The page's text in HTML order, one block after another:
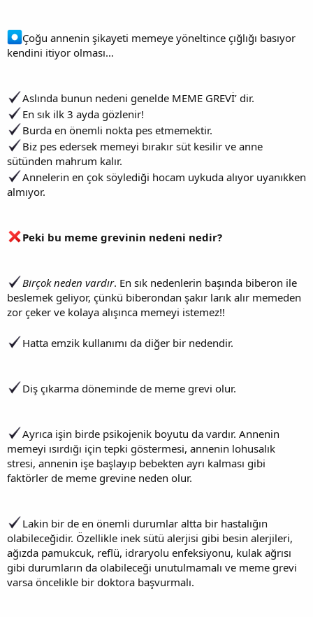
Çoğu annenin şikayeti memeye yöneltince çığlığı basıyor
kendini itiyor olması…
Aslında bunun nedeni genelde MEME GREVİ’ dir.
En sık ilk 3 ayda gözlenir!
Burda en önemli nokta pes etmemektir.
Biz pes edersek memeyi bırakır süt kesilir ve anne
sütünden mahrum kalır.
Annelerin en çok söylediği hocam uykuda alıyor uyanıkken
almıyor.
Peki bu meme grevinin nedeni nedir?
Birçok neden vardır. En sık nedenlerin başında biberon ile
beslemek geliyor, çünkü biberondan şakır larık alır memeden
zor çeker ve kolaya alışınca memeyi istemez!!
Hatta emzik kullanımı da diğer bir nedendir.
Diş çıkarma döneminde de meme grevi olur.
Ayrıca işin birde psikojenik boyutu da vardır. Annenin
memeyi ısırdığı için tepki göstermesi, annenin lohusalık
stresi, annenin işe başlayıp bebekten ayrı kalması gibi
faktörler de meme grevine neden olur.
Lakin bir de en önemli durumlar altta bir hastalığın
olabileceğidir. Özellikle inek sütü alerjisi gibi besin alerjileri,
ağızda pamukcuk, reflü, idraryolu enfeksiyonu, kulak ağrısı
gibi durumların da olabileceği unutulmamalı ve meme grevi
varsa öncelikle bir doktora başvurmalı.